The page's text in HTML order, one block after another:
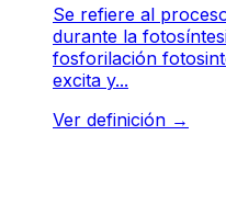
Se refiere al
durante la
fosforilación
excita y...
Ver definición →